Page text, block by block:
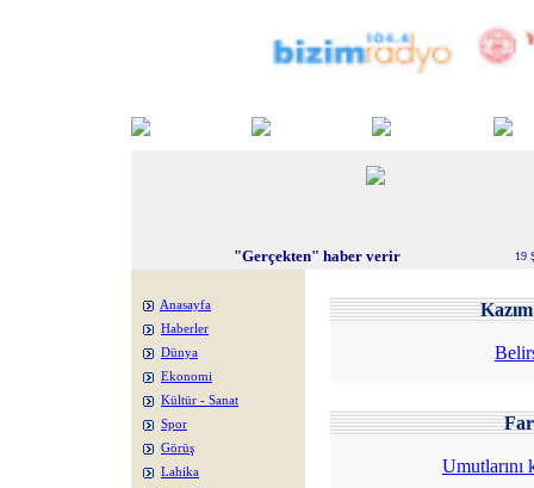
"Gerçekten" haber verir 19
Anasayfa
Haberler
Dünya
Ekonomi
Kültür - Sanat
Spor
Görüş
Lahika
Umutlarını